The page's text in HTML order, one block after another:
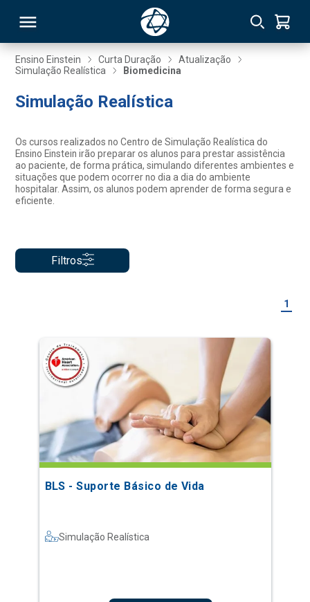
Ensino Einstein Curta Duração
Atualização
Simulação Realística
Biomedicina
Simulação Realística
Os cursos realizados no Centro de Simulação Realística do
Ensino Einstein irão preparar os alunos para prestar assistência
ao paciente, de forma prática, simulando diferentes ambientes e
situações que podem ocorrer no dia a dia do ambiente
hospitalar. Assim, os alunos podem aprender de forma segura e
eficiente.
Filtros
1
BLS - Suporte Básico de Vida
Simulação Realística